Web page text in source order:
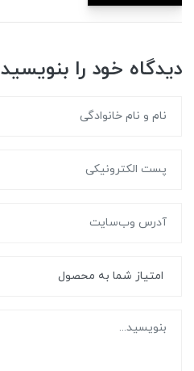
دیدگاه خود را بنویسید